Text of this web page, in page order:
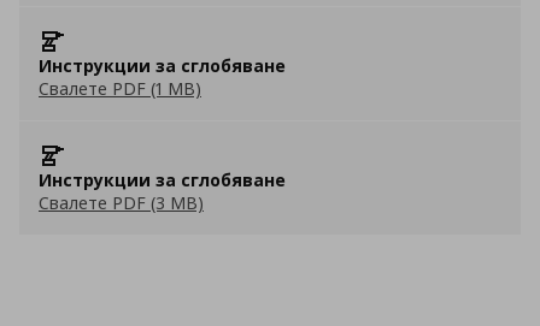
Инструкции за сглобяване
Свалете PDF (1 MB)
Инструкции за сглобяване
Свалете PDF (3 MB)